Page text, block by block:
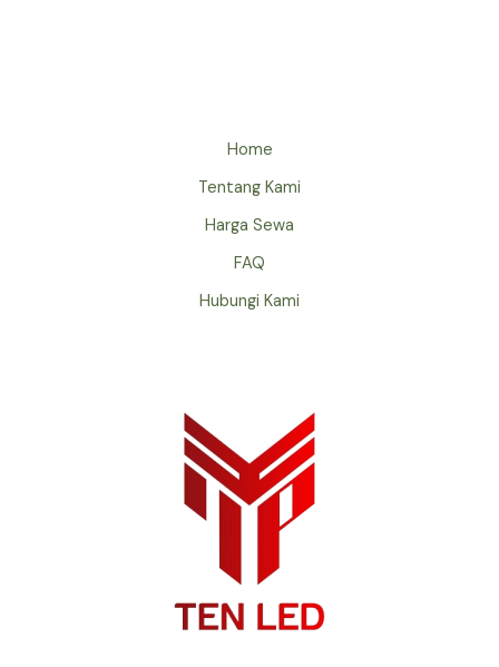
Home
Tentang Kami
Harga Sewa
FAQ
Hubungi Kami